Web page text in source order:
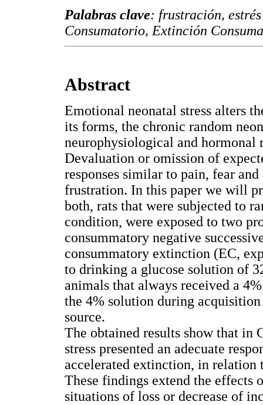
Palabras clave: frustración,
Consumatorio, Extinción
Abstract
Emotional neonatal stress alters
its forms, the chronic random
neurophysiological and hormonal
Devaluation or omission of
responses similar to pain, fear
frustration. In this paper we will
both, rats that were subjected to
condition, were exposed to two
consummatory negative
consummatory extinction (EC,
to drinking a glucose solution of
animals that always received a
the 4% solution during
source.
The obtained results show that in
stress presented an adecuate
accelerated extinction, in relation
These findings extend the effects
situations of loss or decrease of